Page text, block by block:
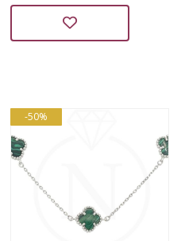
cijena
bila
je:
-50%